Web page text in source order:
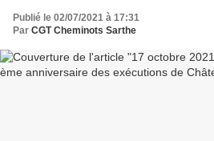
Publié le 02/07/2021 à 17:31
Par CGT Cheminots Sarthe